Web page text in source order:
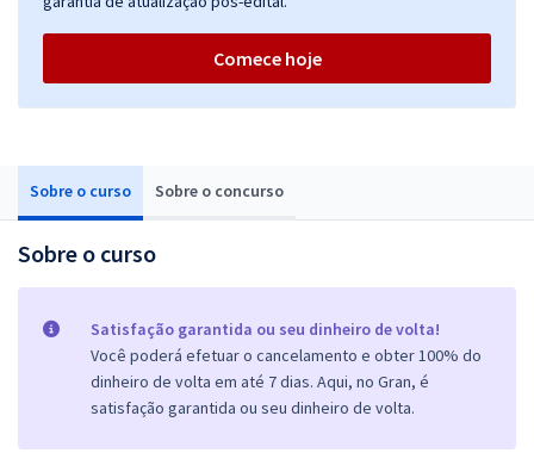
Sobre o curso Sobre o concurso
Sobre o curso
Satisfação garantida ou seu dinheiro de volta!
Você poderá efetuar o cancelamento e obter 100% do
dinheiro de volta em até 7 dias. Aqui, no Gran, é
satisfação garantida ou seu dinheiro de volta.
Comece hoje